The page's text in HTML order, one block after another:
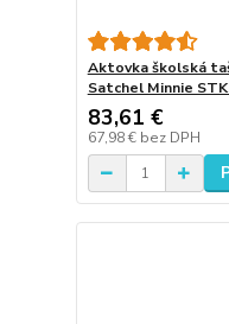
Aktovka školská
Satchel Minnie
83,61 €
67,98 € bez DPH